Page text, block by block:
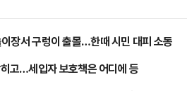
장서 구렁이 출몰…한때 시민 대피 소동
고…세입자 보호책은 어디에 등